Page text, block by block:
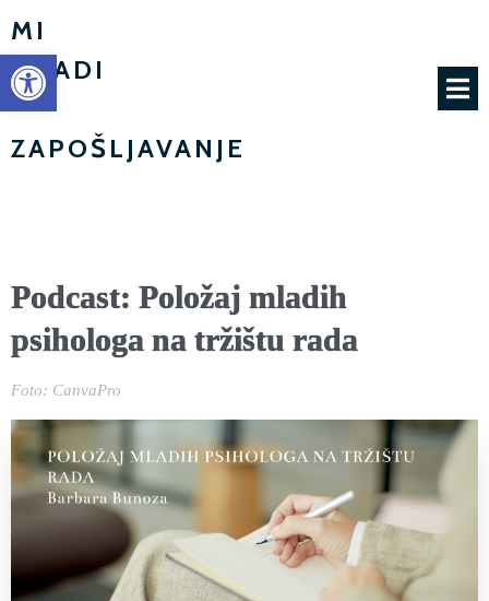
Open toolbar
MI
MLADI
-
ZAPOŠLJAVANJE
Podcast: Položaj mladih
psihologa na tržištu rada
Foto: CanvaPro